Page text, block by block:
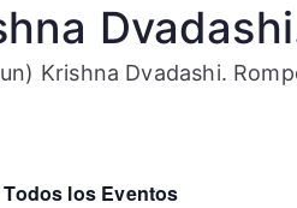
Krishna Dvadashi.
Todos los Eventos